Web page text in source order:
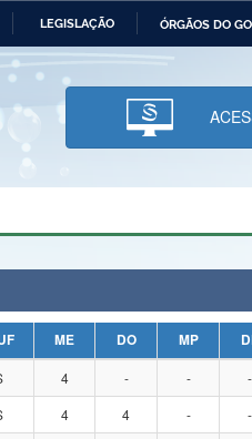
LEGISLAÇÃO ÓRGÃOS DO
Ministério da
Ministério da Ciência,
Tecnologia, Inovações e
Comunicações
ME DO MP
4 - -
-
4 4 -
-